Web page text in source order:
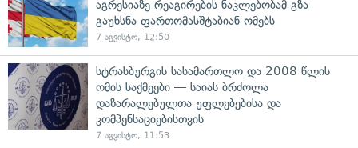
აგრესიაზე რეაგირების ნაკლებობამ გზა
გაუხსნა ფართომასშტაბიან ომებს
7 აგვისტო, 12:50
სტრასბურგის სასამართლო და 2008 წლის
ომის საქმეები — საიას ბრძოლა
დაზარალებულთა უფლებებისა და
კომპენსაციებისთვის
7 აგვისტო, 11:53